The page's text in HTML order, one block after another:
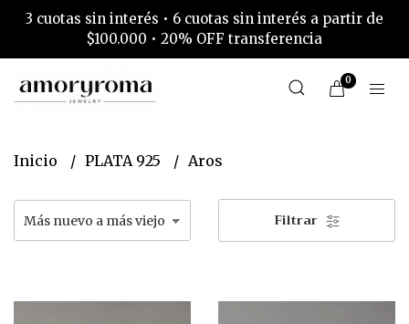
3 cuotas sin interés • 6 cuotas sin interés a partir de
$100.000 • 20% OFF transferencia
0
Inicio PLATA 925 Aros
Filtrar